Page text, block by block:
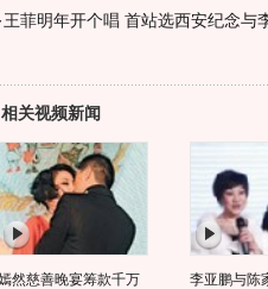
·王菲明年开个唱 首站选西安纪念与
相关视频新闻
然慈善晚宴筹款千万
李亚鹏与陈